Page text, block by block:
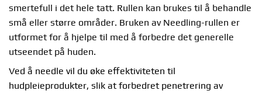
smertefull i det hele tatt. Rullen kan brukes til å behandle
små eller større områder. Bruken av Needling-rullen er
utformet for å hjelpe til med å forbedre det generelle
utseendet på huden.
Ved å needle vil du øke effektiviteten til
hudpleieprodukter, slik at forbedret penetrering av